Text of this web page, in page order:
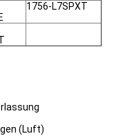
1756-L7SPXT
(Luft)